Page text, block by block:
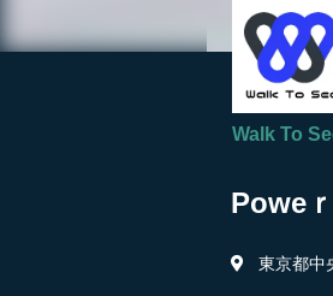
Walk To
Powe
東京都中